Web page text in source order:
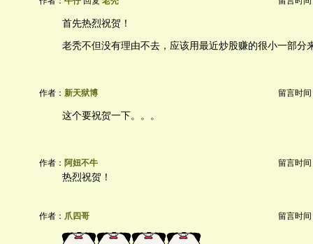
首先热烈祝贺！
老秃不但没有理由不去，应该用最近炒股赚的很小一部分
作者： 新天狱博 留言时间
这个要祝贺一下。。。
作者： 阿妞不牛 留言时间
热烈祝贺！
作者： 爪四哥 留言时间